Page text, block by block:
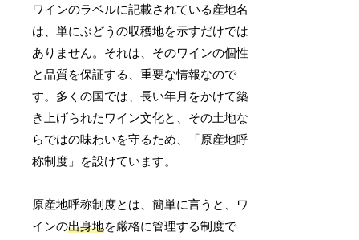
ワインのラベルに記載されている産地名
は、単にぶどうの収穫地を示すだけでは
ありません。それは、そのワインの個性
と品質を保証する、重要な情報なので
す。多くの国では、長い年月をかけて築
き上げられたワイン文化と、その土地な
らではの味わいを守るため、「原産地呼
称制度」を設けています。
原産地呼称制度とは、簡単に言うと、ワ
インの出身地を厳格に管理する制度で